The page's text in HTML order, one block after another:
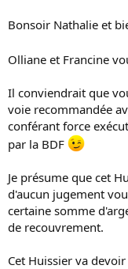
Bonsoir Nathalie et
Olliane et Francine
Il conviendrait que
voie recommandée
conférant force
par la BDF
Je présume que cet
d'aucun jugement
certaine somme
de recouvrement.
Cet Huissier va